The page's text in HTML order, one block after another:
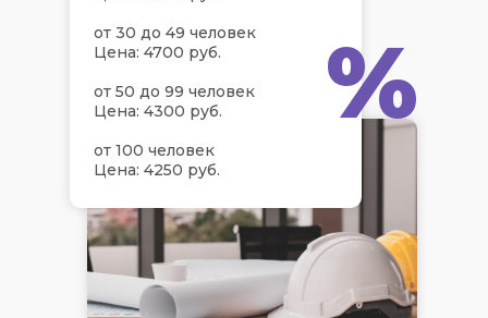
от 30 до 49 человек
Цена: 4700 руб.
от 50 до 99 человек
Цена: 4300 руб.
от 100 человек
Цена: 4250 руб.
%